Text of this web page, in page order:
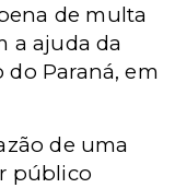
de multa
a ajuda da
Paraná, em
de uma
público